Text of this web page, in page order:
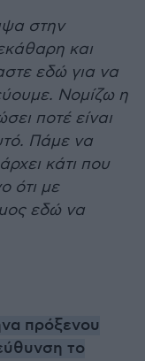
στην
και
εδώ για να
Νομίζω η
ποτέ είναι
Πάμε να
κάτι που
ότι με
εδώ να
πρόξενου
το